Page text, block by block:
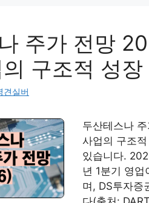
주가 전망
구조적 성장
견실버
두산테스나
사업의 구조
있습니다.
년 1분기 영
며, DS투자증